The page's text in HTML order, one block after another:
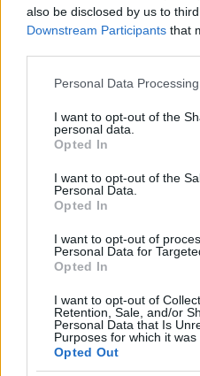
also be disclosed by us to
Downstream Participants that
Please note that this website/
not limited to your visit or
grant or deny consent to
use your data for below
consent section.
Personal Data
I want to opt-out of the
personal data.
Opted In
I want to opt-out of the
Personal Data.
Opted In
I want to opt-out of
Personal Data for
Opted In
I want to opt-out of
Retention, Sale, and/or
Personal Data that Is
Purposes for which it was
Opted Out
FINANCIACIÓN
explicadas
Marta Ruiz · 8 Ago 2026
FINANCIACIÓN